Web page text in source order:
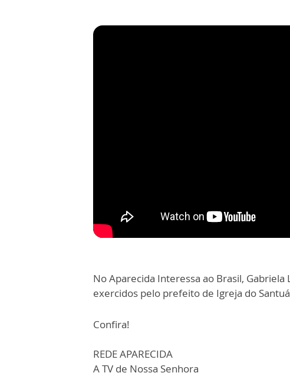
No Aparecida Interessa ao Brasil,
exercidos pelo prefeito de Igreja do
Confira!
REDE APARECIDA
A TV de Nossa Senhora